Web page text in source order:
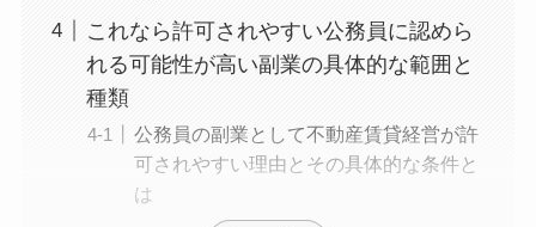
これなら許可されやすい公務員に認めら
れる可能性が高い副業の具体的な範囲と
種類
公務員の副業として不動産賃貸経営が許
可されやすい理由とその具体的な条件と
は